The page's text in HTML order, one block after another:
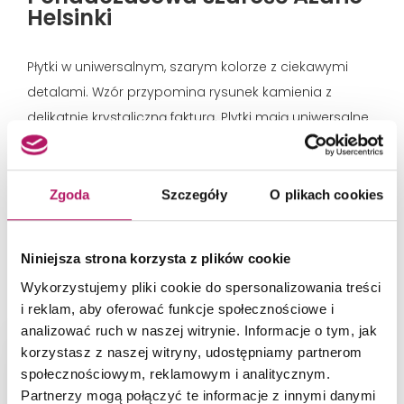
Zgoda Szczegóły O plikach cookies
Niniejsza strona korzysta z plików cookie
Wykorzystujemy pliki cookie do spersonalizowania treści
i reklam, aby oferować funkcje społecznościowe i
analizować ruch w naszej witrynie. Informacje o tym, jak
korzystasz z naszej witryny, udostępniamy partnerom
społecznościowym, reklamowym i analitycznym.
Partnerzy mogą połączyć te informacje z innymi danymi
Helsinki
Płytki w uniwersalnym, szarym kolorze z ciekawymi
detalami. Wzór przypomina rysunek kamienia z
delikatnie krystaliczną fakturą. Plytki mają uniwersalne
właściwości, dzięki czemu możemy wykorzystać je w
aranżacji ścian, posadzek oraz jako płytki do
wykończeń tarasu i balkonu. Zobacz, jak ułożyć szare
płytki Azario Helsinki anby uzyskać przestrzenie w
Zainspiruj się